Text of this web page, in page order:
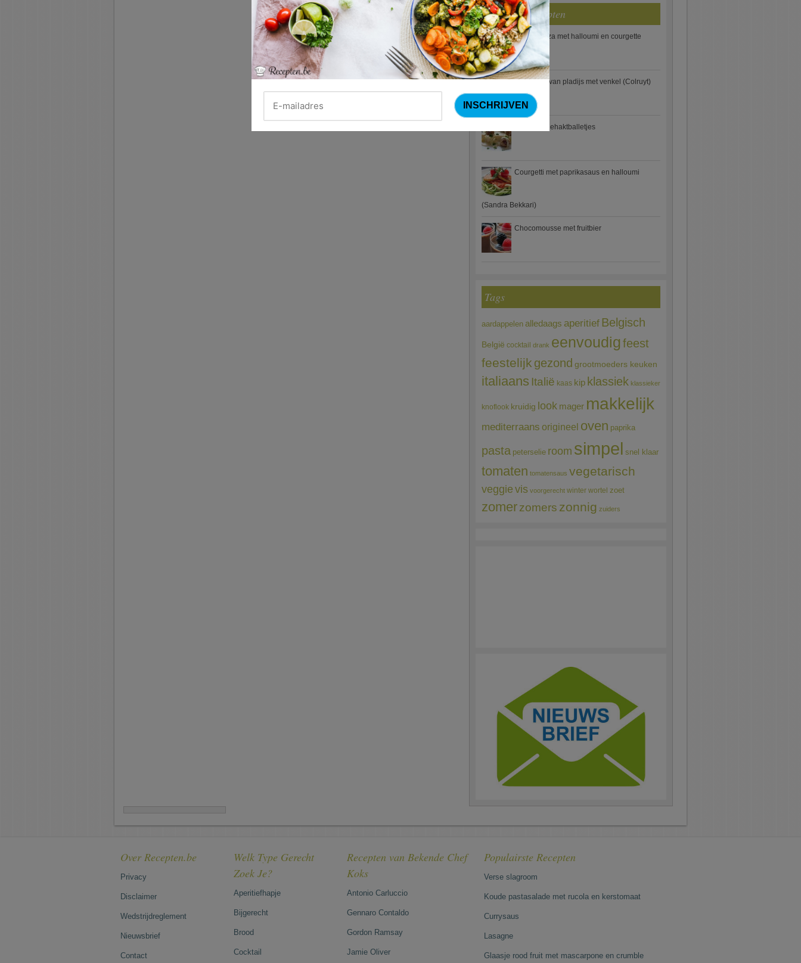
Nieuwste Recepten
Turkse pizza met halloumi en courgette
Waterzooi van pladijs met venkel (Colruyt)
Zweedse gehaktballetjes
Courgetti met paprikasaus en halloumi
(Sandra Bekkari)
Chocomousse met fruitbier
Tags
aardappelen alledaags aperitief Belgisch
België cocktail drank eenvoudigfeest
feestelijk gezond grootmoeders keuken
italiaans Italië kaas kip klassiek klassieker
knoflook kruidig look mager makkelijk
mediterraans origineel oven paprika
pasta peterselie room simpel snel klaar
tomaten tomatensaus vegetarisch
veggie vis voorgerecht winter wortel zoet
zomerzomers zonnig zuiders
Over Recepten.be
Privacy
Disclaimer
Wedstrijdreglement
Nieuwsbrief
Contact
Welk Type Gerecht
Zoek Je?
Aperitiefhapje
Bijgerecht
Brood
Cocktail
Recepten van Bekende Chef
Koks
Antonio Carluccio
Gennaro Contaldo
Gordon Ramsay
Jamie Oliver
Populairste Recepten
Verse slagroom
Koude pastasalade met rucola en kerstomaat
Currysaus
Lasagne
Glaasje rood fruit met mascarpone en crumble